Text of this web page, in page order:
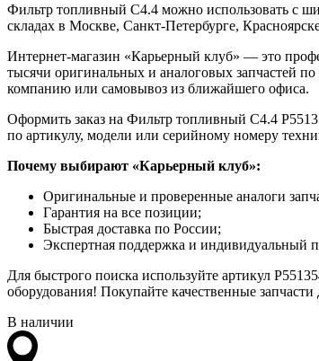
Фильтр топливный С4.4 можно использовать с
складах в Москве, Санкт-Петербурге,
Интернет-магазин «Карьерный клуб» — это
тысячи оригинальных и аналоговых запчастей
компанию или самовывоз из ближайшего офиса.
Оформить заказ на Фильтр топливный С4.4
по артикулу, модели или серийному номеру
Почему выбирают «Карьерный клуб»:
Оригинальные и проверенные аналоги
Гарантия на все позиции;
Быстрая доставка по России;
Экспертная поддержка и индивидуальный
Для быстрого поиска используйте артикул
оборудования! Покупайте качественные
В наличии